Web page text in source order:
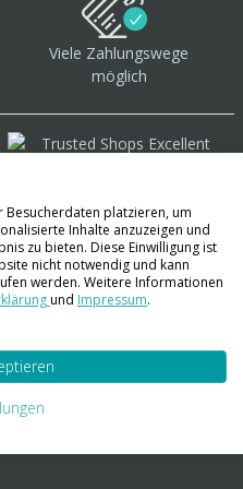
Viele Zahlungswege
möglich
Besucherdaten platzieren, um
Inhalte anzuzeigen und
zu bieten. Diese Einwilligung ist
nicht notwendig und kann
werden. Weitere Informationen
und Impressum.